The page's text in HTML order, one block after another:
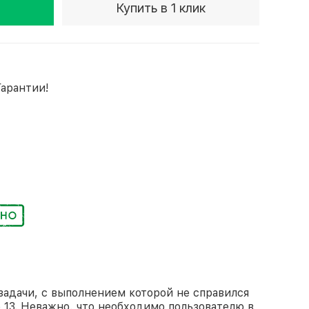
Купить в 1 клик
с выполнением которой не справился